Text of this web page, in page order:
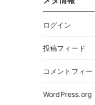
ログイン
投稿フィード
コメントフィー
WordPress.org